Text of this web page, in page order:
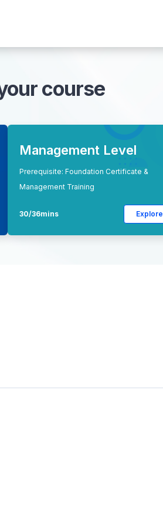
course
Management Level
Prerequisite: Foundation Certificate &
Management Training
30/36mins Explore